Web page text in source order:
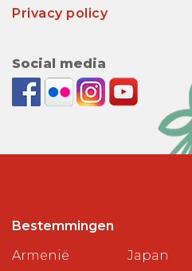
Privacy policy
Social media
Bestemmingen
Armenië
Japan